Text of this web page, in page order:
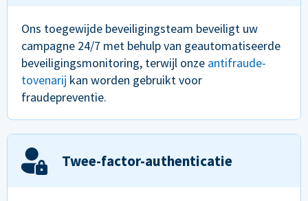
Ons toegewijde beveiligingsteam beveiligt uw
campagne 24/7 met behulp van geautomatiseerde
beveiligingsmonitoring, terwijl onze antifraude-
tovenarij kan worden gebruikt voor
fraudepreventie.
Twee-factor-authenticatie